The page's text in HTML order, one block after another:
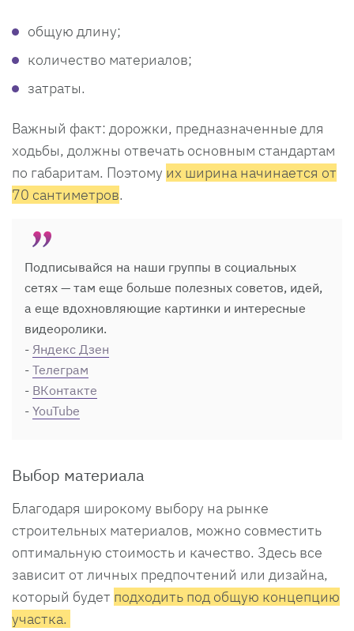
общую длину;
количество материалов;
затраты.
Важный факт: дорожки, предназначенные для
ходьбы, должны отвечать основным стандартам
по габаритам. Поэтому их ширина начинается от
70 сантиметров.
Подписывайся на наши группы в социальных
сетях — там еще больше полезных советов, идей,
а еще вдохновляющие картинки и интересные
видеоролики.
- Яндекс Дзен
- Телеграм
- ВКонтакте
- YouTube
Выбор материала
Благодаря широкому выбору на рынке
строительных материалов, можно совместить
оптимальную стоимость и качество. Здесь все
зависит от личных предпочтений или дизайна,
который будет подходить под общую концепцию
участка.